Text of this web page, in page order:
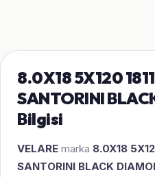
8.0X18 5X120
SANTORINI
Bilgisi
VELARE marka 8.0X18
SANTORINI BLACK